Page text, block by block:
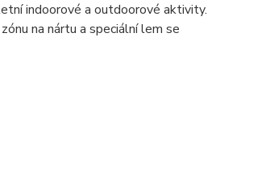
indoorové a outdoorové aktivity.
na nártu a speciální lem se